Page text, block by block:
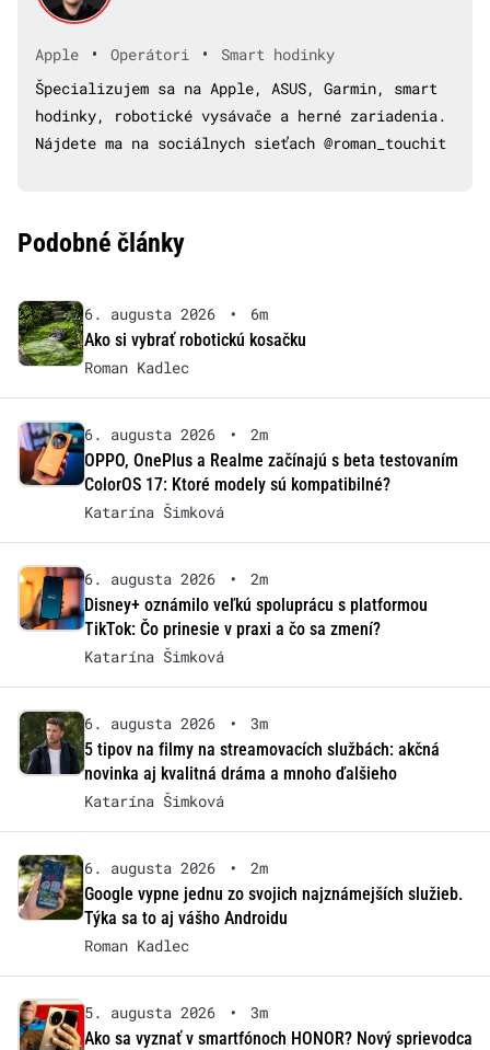
Apple • Operátori •
Smart hodinky
Špecializujem sa na Apple, ASUS, Garmin, smart
hodinky, robotické vysávače a herné zariadenia.
Nájdete ma na sociálnych sieťach @roman_touchit
Podobné články
6. augusta 2026 •
6m
Ako si vybrať robotickú kosačku
Roman Kadlec
6. augusta 2026 •
2m
OPPO, OnePlus a Realme začínajú s beta testovaním
ColorOS 17: Ktoré modely sú kompatibilné?
Katarína Šimková
6. augusta 2026 •
2m
Disney+ oznámilo veľkú spoluprácu s platformou
TikTok: Čo prinesie v praxi a čo sa zmení?
Katarína Šimková
6. augusta 2026 •
3m
5 tipov na filmy na streamovacích službách: akčná
novinka aj kvalitná dráma a mnoho ďalšieho
Katarína Šimková
6. augusta 2026 •
2m
Google vypne jednu zo svojich najznámejších služieb.
Týka sa to aj vášho Androidu
Roman Kadlec
5. augusta 2026 •
3m
Ako sa vyznať v smartfónoch HONOR? Nový sprievodca